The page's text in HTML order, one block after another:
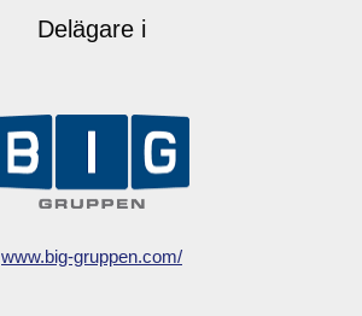
Delägare i
www.big-gruppen.com/